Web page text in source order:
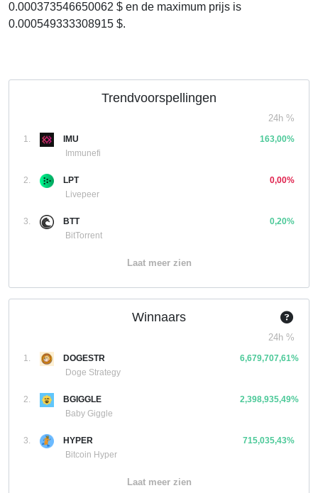
0.000373546650062 $ en de maximum prijs is
0.000549333308915 $.
Trendvoorspellingen
24h %
1.
IMU
Immunefi
163,00%
2.
LPT
Livepeer
0,00%
3.
BTT
BitTorrent
0,20%
Laat meer zien
Winnaars
24h %
1.
DOGESTR
Doge Strategy
6,679,707,61%
2.
BGIGGLE
Baby Giggle
2,398,935,49%
3.
HYPER
Bitcoin Hyper
715,035,43%
Laat meer zien